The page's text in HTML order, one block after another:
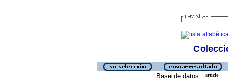
Base de datos : article